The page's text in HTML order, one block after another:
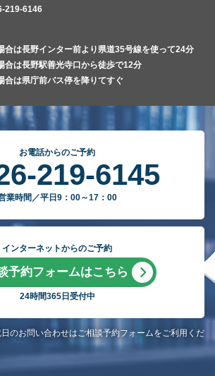
219-6146
合は長野インター前より県道35号線を使って24分
合は長野駅善光寺口から徒歩で12分
合は県庁前バス停を降りてすぐ
お電話からのご予約
219-6145
業時間／平日9：00～17：00
インターネットからのご予約
予約フォームはこちら
24時間365日受付中
のお問い合わせはご相談予約フォームをご利用くだ